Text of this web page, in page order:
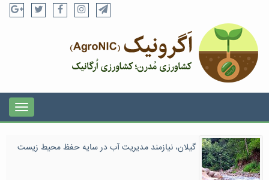
گیلان، نیازمند مدیریت آب در سایه حفظ محیط زیست